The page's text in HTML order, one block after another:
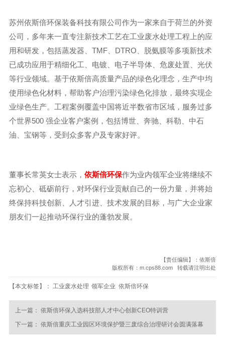
苏州依斯倍环保装备科技有限公司作为一家来自于荷兰的外资
公司，多年来一直专注新技术工艺在工业废水处理工程上的应
用和研发，包括蒸发器、TMF、DTRO、脱氨膜等多项新技术
已成功应用于精细化工、电镀、电子半导体、危废处置、光伏
等行业领域。基于依斯倍高质量产品的绿色化理念，生产中均
使用绿色化材料，帮助客户治理污染绿色化排放，最终实现企
业绿色生产。工程案例覆盖中国将近半数省市区域，服务过多
个世界500 强企业客户案例，包括博世、奔驰、科勒、中石
油、宝钢等，受到众多客户及专家好评。
董事长常英女士表示， 依斯倍环保作为业内领军企业将继续不
忘初心、砥砺前行，对环保行业贡献自己的一份力量，并将始
终保持科技创新、人才引进、技术发展的目标，与广大企业家
朋友们一起推动环保行业的蓬勃发展。
【责任编辑】：依斯倍
版权所有：m.cps88.com 转载请注明出处
【本文标签】： 工业废水处理 领军企业 依斯倍环保
上一篇： 依斯倍环保入选科技部人才中心创新CEO特训营
下一篇： 依斯倍重庆工业园区环境保护暨三废综合治理研讨会圆满落幕